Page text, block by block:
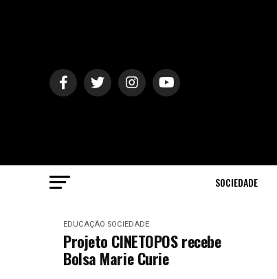
SOCIEDADE
EDUCAÇÃO SOCIEDADE
Projeto CINETOPOS recebe
Bolsa Marie Curie